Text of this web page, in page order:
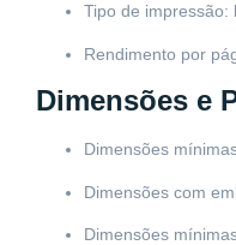
Tipo de impressão:
Rendimento por
Dimensões e
Dimensões
Dimensões com
Dimensões